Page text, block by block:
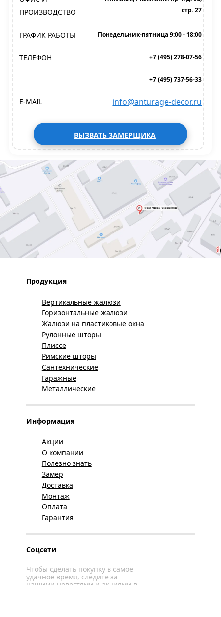
ПРОИЗВОДСТВО
стр. 27
ГРАФИК РАБОТЫ Понедельник-пятница 9:00 - 18:00
ТЕЛЕФОН +7 (495) 278-07-56
+7 (495) 737-56-33
E-MAIL info@anturage-decor.ru
ВЫЗВАТЬ ЗАМЕРЩИКА
Продукция
Вертикальные жалюзи
Горизонтальные жалюзи
Жалюзи на пластиковые окна
Рулонные шторы
Плиссе
Римские шторы
Сантехнические
Гаражные
Металлические
Информация
Акции
О компании
Полезно знать
Замер
Доставка
Монтаж
Оплата
Гарантия
Соцсети
Чтобы сделать покупку в самое
удачное время, следите за
нашими новостями и акциями в